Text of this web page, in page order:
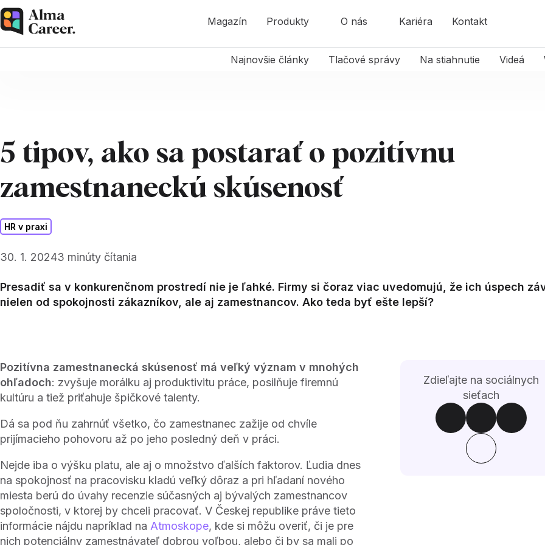
Magazín Produkty O nás Kariéra Kontakt
Najnovšie články Tlačové správy Na stiahnutie Videá
5 tipov, ako sa postarať o pozitívnu
zamestnaneckú skúsenosť
HR v praxi
30. 1. 20243 minúty čítania
Presadiť sa v konkurenčnom prostredí nie je ľahké. Firmy si čoraz viac uvedomujú, že ich úspech
nielen od spokojnosti zákazníkov, ale aj zamestnancov. Ako teda byť ešte lepší?
Pozitívna zamestnanecká skúsenosť má veľký význam v mnohých
ohľadoch: zvyšuje morálku aj produktivitu práce, posilňuje firemnú
kultúru a tiež priťahuje špičkové talenty.
Dá sa pod ňu zahrnúť všetko, čo zamestnanec zažije od chvíle
prijímacieho pohovoru až po jeho posledný deň v práci.
Nejde iba o výšku platu, ale aj o množstvo ďalších faktorov. Ľudia dnes
na spokojnosť na pracovisku kladú veľký dôraz a pri hľadaní nového
miesta berú do úvahy recenzie súčasných aj bývalých zamestnancov
spoločnosti, v ktorej by chceli pracovať. V Českej republike práve tieto
informácie nájdu napríklad na Atmoskope, kde si môžu overiť, či je pre
nich potenciálny zamestnávateľ dobrou voľbou, alebo či by sa mali po
Zdieľajte na sociálnych
sieťach